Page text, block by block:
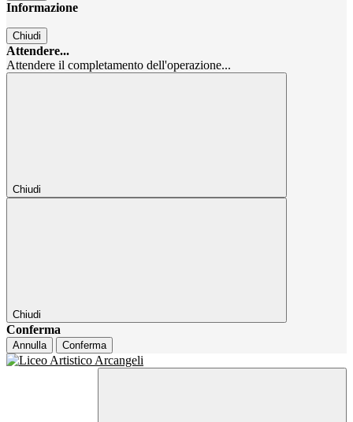
Informazione
Chiudi
Attendere...
Attendere il completamento dell'operazione...
Chiudi
Chiudi
Conferma
Annulla Conferma